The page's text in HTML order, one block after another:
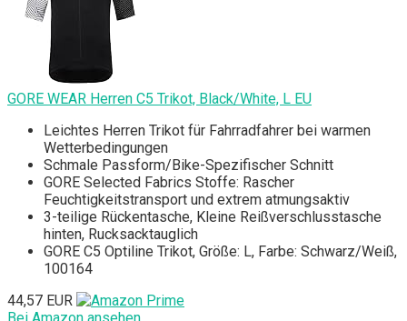
GORE WEAR Herren C5 Trikot, Black/White, L EU
Leichtes Herren Trikot für Fahrradfahrer bei warmen
Wetterbedingungen
Schmale Passform/Bike-Spezifischer Schnitt
GORE Selected Fabrics Stoffe: Rascher
Feuchtigkeitstransport und extrem atmungsaktiv
3-teilige Rückentasche, Kleine Reißverschlusstasche
hinten, Rucksacktauglich
GORE C5 Optiline Trikot, Größe: L, Farbe: Schwarz/Weiß,
100164
44,57 EUR